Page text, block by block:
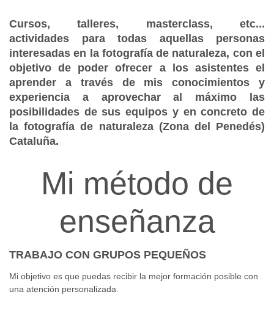
Cursos, talleres, masterclass, etc...
actividades para todas aquellas personas
interesadas en la fotografía de naturaleza, con el
objetivo de poder ofrecer a los asistentes el
aprender a través de mis conocimientos y
experiencia a aprovechar al máximo las
posibilidades de sus equipos y en concreto de
la fotografía de naturaleza (Zonadel Penedés)
Cataluña.
Mi método de
enseñanza
TRABAJO CON GRUPOS PEQUEÑOS
Mi objetivo es que puedas recibir la mejor formación posible con
una atención personalizada.